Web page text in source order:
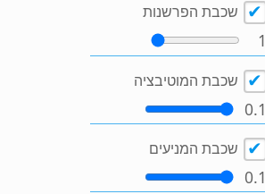
שכבת הפרשנות
1
שכבת המוטיבציה
0.1
שכבת המניעים
0.1